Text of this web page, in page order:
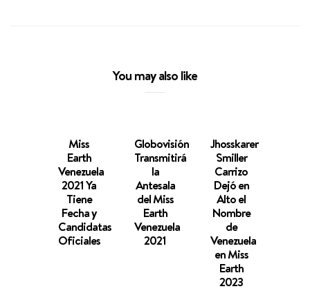
You may also like
Miss
Earth
Venezuela
2021 Ya
Tiene
Fecha y
Candidatas
Oficiales
Globovisión
Transmitirá
la
Antesala
del Miss
Earth
Venezuela
2021
Jhosskaren
Smiller
Carrizo
Dejó en
Alto el
Nombre
de
Venezuela
en Miss
Earth
2023